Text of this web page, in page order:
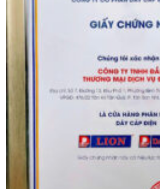
đáng tin cậy để nâng cấp hệ
bạn lên một tầm cao mới.